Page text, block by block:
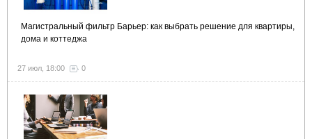
Магистральный фильтр Барьер: как выбрать решение для квартиры,
дома и коттеджа
27 июл, 18:00 0